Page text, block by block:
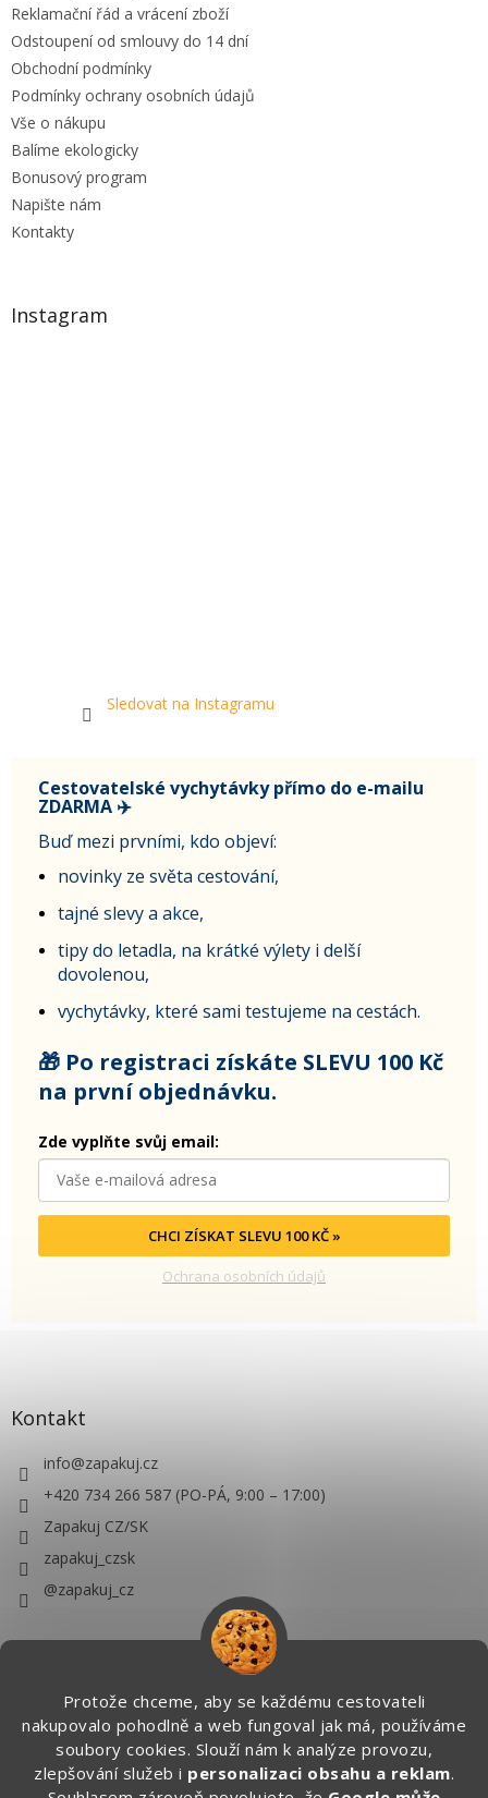
Protože chceme, aby se každému cestovateli
nakupovalo pohodlně a web fungoval jak má, používáme
soubory cookies. Slouží nám k analýze provozu,
zlepšování služeb i personalizaci obsahu a reklam.
Reklamační řád a vrácení zboží
Odstoupení od smlouvy do 14 dní
Obchodní podmínky
Podmínky ochrany osobních údajů
Vše o nákupu
Balíme ekologicky
Bonusový program
Napište nám
Kontakty
Instagram
Sledovat na Instagramu
Cestovatelské vychytávky přímo do e-mailu
ZDARMA ✈️
Buď mezi prvními, kdo objeví:
novinky ze světa cestování,
tajné slevy a akce,
tipy do letadla, na krátké výlety i delší
dovolenou,
vychytávky, které sami testujeme na cestách.
🎁 Po registraci získáte SLEVU 100 Kč
na první objednávku.
Zde vyplňte svůj email:
CHCI ZÍSKAT SLEVU 100 KČ »
Ochrana osobních údajů
Kontakt
info@zapakuj.cz
+420 734 266 587 (PO-PÁ, 9:00 – 17:00)
Zapakuj CZ/SK
zapakuj_czsk
@zapakuj_cz